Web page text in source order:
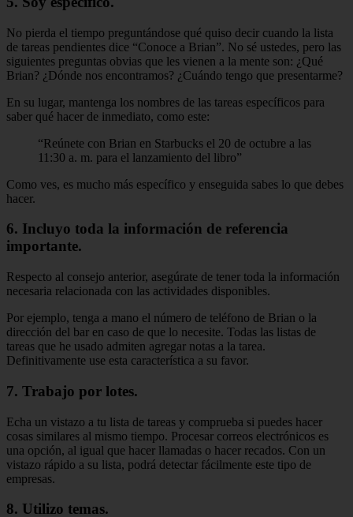
No pierda el tiempo preguntándose qué quiso decir cuando la lista
de tareas pendientes dice “Conoce a Brian”. No sé ustedes, pero las
siguientes preguntas obvias que les vienen a la mente son: ¿Qué
Brian? ¿Dónde nos encontramos? ¿Cuándo tengo que presentarme?
En su lugar, mantenga los nombres de las tareas específicos para
saber qué hacer de inmediato, como este:
“Reúnete con Brian en Starbucks el 20 de octubre a las
11:30 a. m. para el lanzamiento del libro”
Como ves, es mucho más específico y enseguida sabes lo que debes
hacer.
6. Incluyo toda la información de referencia
importante.
Respecto al consejo anterior, asegúrate de tener toda la información
necesaria relacionada con las actividades disponibles.
Por ejemplo, tenga a mano el número de teléfono de Brian o la
dirección del bar en caso de que lo necesite. Todas las listas de
tareas que he usado admiten agregar notas a la tarea.
Definitivamente use esta característica a su favor.
7. Trabajo por lotes.
Echa un vistazo a tu lista de tareas y comprueba si puedes hacer
cosas similares al mismo tiempo. Procesar correos electrónicos es
una opción, al igual que hacer llamadas o hacer recados. Con un
vistazo rápido a su lista, podrá detectar fácilmente este tipo de
empresas.
8. Utilizo temas.